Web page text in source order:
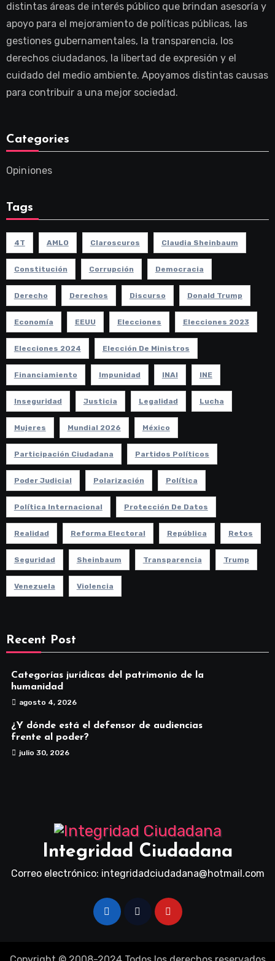
distintas áreas de interés público que brindan asesoría y
apoyo para el mejoramiento de políticas públicas, las
gestiones gubernamentales, la transparencia, los
derechos ciudadanos, la libertad de expresión y el
cuidado del medio ambiente. Apoyamos distintas causas
para contribuir a una mejor sociedad.
Categories
Opiniones
Tags
4T AMLO Claroscuros Claudia Sheinbaum
Constitución Corrupción Democracia
Derecho Derechos Discurso Donald Trump
Economía EEUU Elecciones Elecciones 2023
Elecciones 2024 Elección De Ministros
Financiamiento Impunidad INAI INE
Inseguridad Justicia Legalidad Lucha
Mujeres Mundial 2026 México
Participación Ciudadana Partidos Políticos
Poder Judicial Polarización Política
Política Internacional Protección De Datos
Realidad Reforma Electoral República Retos
Seguridad Sheinbaum Transparencia Trump
Venezuela Violencia
Recent Post
Categorías jurídicas del patrimonio de la
humanidad
agosto 4, 2026
¿Y dónde está el defensor de audiencias
frente al poder?
julio 30, 2026
Integridad Ciudadana
Correo electrónico: integridadciudadana@hotmail.com